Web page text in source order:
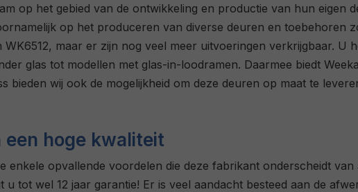
op het gebied van de ontwikkeling en productie van hun eigen
op het produceren van diverse deuren en toebehoren
WK6512, maar er zijn nog veel meer uitvoeringen verkrijgbaar. U
glas tot modellen met glas-in-loodramen. Daarmee biedt
bieden wij ook de mogelijkheid om deze deuren op maat te
een hoge kwaliteit
enkele opvallende voordelen die deze fabrikant onderscheidt
tot wel 12 jaar garantie! Er is veel aandacht besteed aan de